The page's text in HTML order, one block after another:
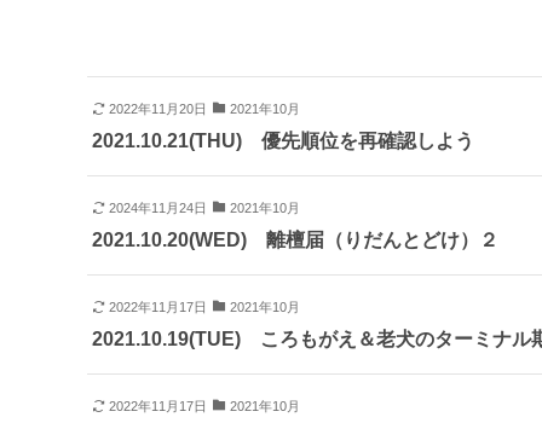
2022年11月20日 2021年10月
2021.10.21(THU) 優先順位を再確認しよう
2024年11月24日 2021年10月
2021.10.20(WED) 離檀届（りだんとどけ）２
2022年11月17日 2021年10月
2021.10.19(TUE) ころもがえ＆老犬のターミナル
2022年11月17日 2021年10月